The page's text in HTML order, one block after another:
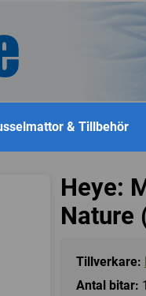
& Tillbehör
Heye:
Nature
Tillverkare:
Antal bitar: